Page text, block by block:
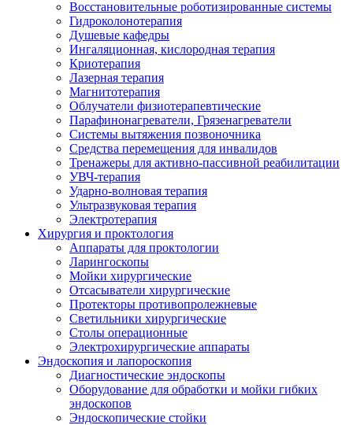
Восстановительные роботизированные системы
Гидроколонотерапия
Душевые кафедры
Ингаляционная, кислородная терапия
Криотерапия
Лазерная терапия
Магнитотерапия
Облучатели физиотерапевтические
Парафинонагреватели, Грязенагреватели
Системы вытяжения позвоночника
Средства перемещения для инвалидов
Тренажеры для активно-пассивной реабилитации
УВЧ-терапия
Ударно-волновая терапия
Ультразвуковая терапия
Электротерапия
Хирургия и проктология
Аппараты для проктологии
Ларингоскопы
Мойки хирургические
Отсасыватели хирургические
Протекторы противопролежневые
Светильники хирургические
Столы операционные
Электрохирургические аппараты
Эндоскопия и лапороскопия
Диагностические эндоскопы
Оборудование для обработки и мойки гибких
эндоскопов
Эндоскопические стойки